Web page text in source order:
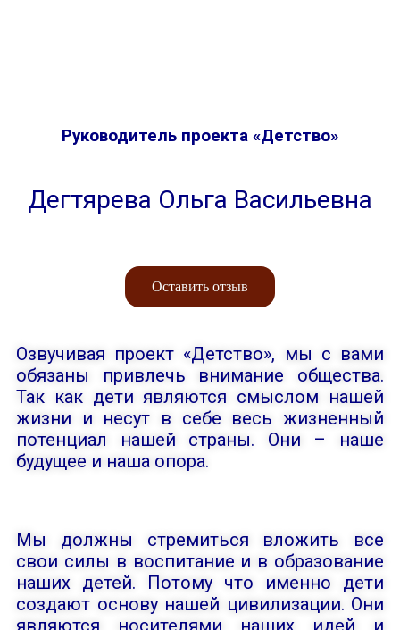
Руководитель проекта «Детство»
Дегтярева Ольга Васильевна
Оставить отзыв
Озвучивая проект «Детство», мы с вами
обязаны привлечь внимание общества.
Так как дети являются смыслом нашей
жизни и несут в себе весь жизненный
потенциал нашей страны. Они – наше
будущее и наша опора.
Мы должны стремиться вложить все
свои силы в воспитание и в образование
наших детей. Потому что именно дети
создают основу нашей цивилизации. Они
являются носителями наших идей и